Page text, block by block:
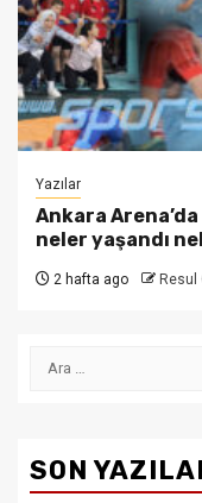
Yazılar
Ankara
neler yaşandı
2 hafta ago Resul
Arama:
SON